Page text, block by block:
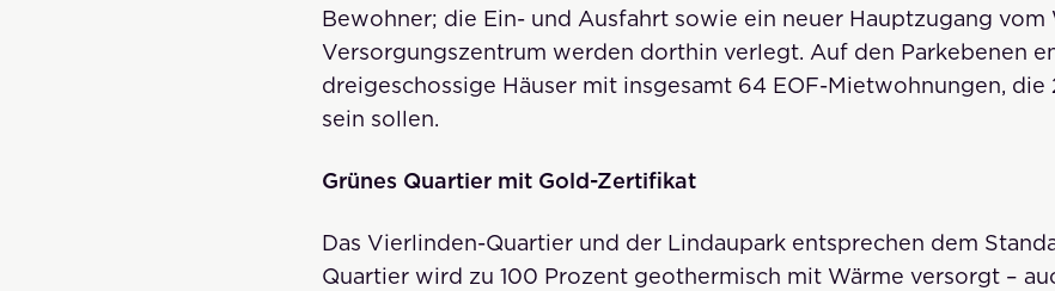
Bewohner; die Ein- und Ausfahrt sowie ein neuer Hauptzugang
Versorgungszentrum werden dorthin verlegt. Auf den Parkebenen
dreigeschossige Häuser mit insgesamt 64 EOF-Mietwohnungen,
sein sollen.
Grünes Quartier mit Gold-Zertifikat
Das Vierlinden-Quartier und der Lindaupark entsprechen dem
Quartier wird zu 100 Prozent geothermisch mit Wärme versorgt –